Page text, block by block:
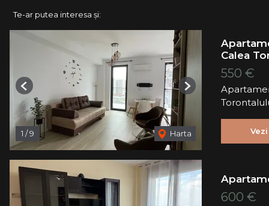
Te-ar putea interesa și:
1 /9 Harta
Previous Next
Calea
550 €
600 €